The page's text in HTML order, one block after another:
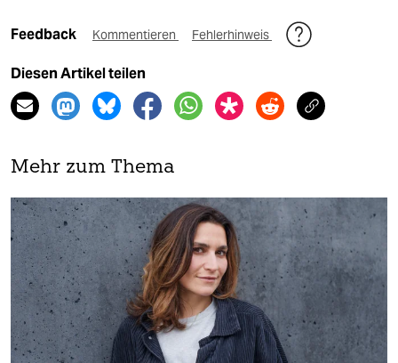
Feedback Kommentieren Fehlerhinweis
Diesen Artikel teilen
Mehr zum Thema